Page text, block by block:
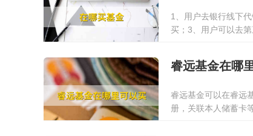
1、用户去银行线下
买；3、用户可以去
睿远基金在哪
睿远基金可以在睿远
册，关联本人储蓄卡